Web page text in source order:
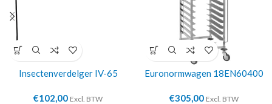
Insectenverdelger IV-65
€102,00 Excl. BTW
Euronormwagen 18EN60400
€305,00 Excl. BTW